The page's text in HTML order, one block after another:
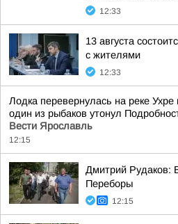
12:33
13 августа
с жителями
12:33
Лодка перевернулась на реке
один из рыбаков утонул
Вести Ярославль
12:15
Дмитрий Рудаков:
Переборы
12:15